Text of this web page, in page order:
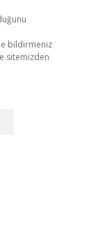
bildirmeniz
sitemizden